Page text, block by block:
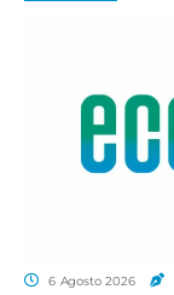
6 Agosto 2026